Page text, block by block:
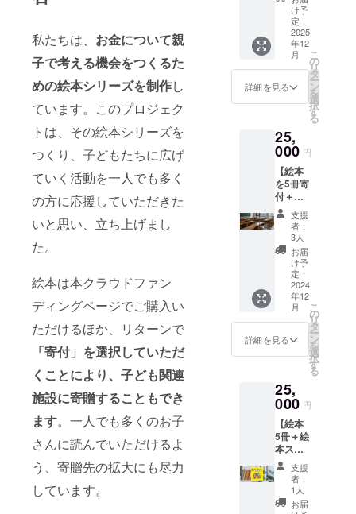
私たちは、 お金について親
子で考える機会をつくるた
めの絵本シリーズを制作し
ています。このプロジェク
トは、その絵本シリーズを
つくり、子どもたちに広げ
ていく活動を一人でも多く
の方に応援していただきた
いと思い、立ち上げまし
た。
絵本は本クラウドファン
ディングページでご購入い
ただけるほか、リターンで
「寄付」を選択していただ
くことにより、子ども関連
施設に寄贈することもでき
ます。一人でも多くのお子
さんに読んでいただけるよ
う、寄贈先の拡大にも尽力
しています。
5,000円
25,000
円／
50,000
円の内
容と同
セッ
ト】 絵
本『3び
きとお
そう
じ』を1
冊、来
年中に
リーズ2
作目の
絵本
（タイ
トル未
定）と3
作目の
絵本
（タイ
トル未
定）を
それぞ
れ1冊ず
つ郵送
しま
す。完
成した
め、送
付は3回
れま
す。 ●1
作目の
送付時
期：
2024年
12月 ●2
け予
定：
2025
年12
月
詳細を見る
こ
の
リ
タ
ー
ン
を
選
択
す
る
25,
000 円
【絵本
を5冊寄
付＋お
礼の
メッ
セー
ジ】 絵
本を5
冊、子
ども関
連施設
に寄付
しま
す。支
援者様
メッ
セージ
をお送
りしま
す。 ※
お礼の
メッ
セージ
の内容
は、
支援
者：
3人
お届
け予
定：
2024
年12
月
詳細を見る
こ
の
リ
タ
ー
ン
を
選
択
す
る
25,
000 円
【絵本
5冊＋絵
本ス
テッ
カー 5
枚】 絵
本5冊と
支援
者：
1人
お届